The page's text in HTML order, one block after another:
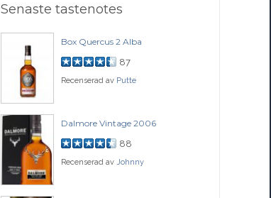
Senaste tastenotes
Box Quercus 2 Alba
87
Recenserad av Putte
Dalmore Vintage 2006
88
Recenserad av Johnny